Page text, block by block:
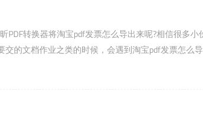
PDF转换器将淘宝pdf发票怎么导出来呢?相信很多
的文档作业之类的时候，会遇到淘宝pdf发票怎么